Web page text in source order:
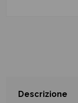
Descrizione